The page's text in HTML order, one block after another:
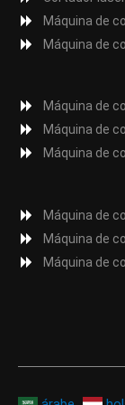
Máquina de
Máquina de
Máquina de
Máquina de
Máquina de
Máquina de
Máquina de
Máquina de